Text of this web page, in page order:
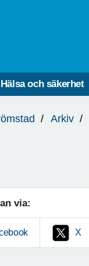
Hälsa och säkerhet
Arkiv
via:
X